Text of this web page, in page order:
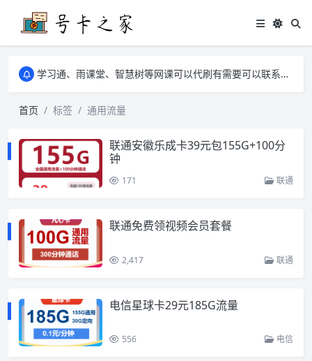
学习通、雨课堂、智慧树等网课可以代刷有需要可以联系邮箱i@tuzi.la
学习通、雨课堂、智慧树等网课可以代刷有需要可以联系邮箱i@tuzi.la
首页
标签 通用流量
联通安徽乐成卡39元包155G+100分
钟
171 联通
联通免费领视频会员套餐
2,417 联通
电信星球卡29元185G流量
556 电信